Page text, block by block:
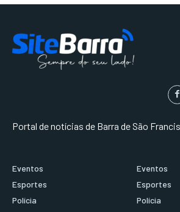
Portal de notícias de Barra de São
Eventos
Esportes
Polícia
Eventos
Esportes
Polícia